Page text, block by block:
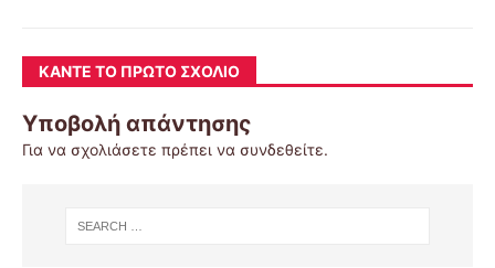
ΚΆΝΤΕ ΤΟ ΠΡΏΤΟ ΣΧΌΛΙΟ
Υποβολή απάντησης
Για να σχολιάσετε πρέπει να συνδεθείτε.